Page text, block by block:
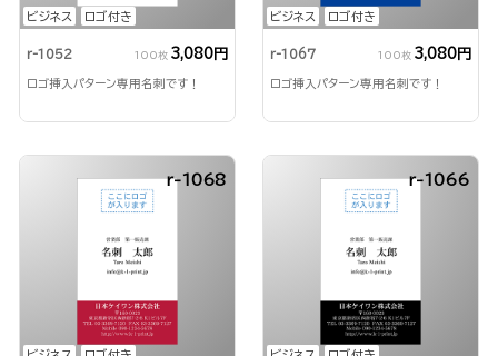
ビジネス ロゴ付き
r-1052 100枚 3,080円
ロゴ挿入パターン専用名刺です！
ビジネス ロゴ付き
r-1067 100枚 3,080円
ロゴ挿入パターン専用名刺です！
r-1068 r-1066